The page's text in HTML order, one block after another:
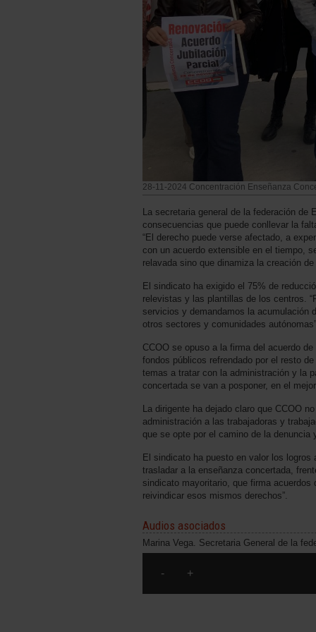
28-11-2024 Concentración Enseñanza
La secretaria general de la federación de
consecuencias que puede conllevar la
“El derecho puede verse afectado, a
con un acuerdo extensible en el tiempo,
relavada sino que dinamiza la creación
El sindicato ha exigido el 75% de
relevistas y las plantillas de los centros.
servicios y demandamos la acumulación
otros sectores y comunidades
CCOO se opuso a la firma del acuerdo
fondos públicos refrendado por el resto
temas a tratar con la administración y la
concertada se van a posponer, en el
La dirigente ha dejado claro que CCOO
administración a las trabajadoras y
que se opte por el camino de la denuncia
El sindicato ha puesto en valor los
trasladar a la enseñanza concertada,
sindicato mayoritario, que firma
reivindicar esos mismos derechos”.
Audios asociados
Marina Vega. Secretaria General de la